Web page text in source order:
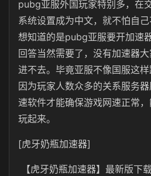
pubg亚服外国玩家特别多，在
系统设置成为中文，就不怕自
想知道的是pubg亚服要开加速
回答当然需要了，没有加速器
进不去。毕竟亚服不像国服这
因为玩家人数众多的关系服务
速软件才能确保游戏网速正常
玩起来。
[虎牙奶瓶加速器]
【虎牙奶瓶加速器】最新版下